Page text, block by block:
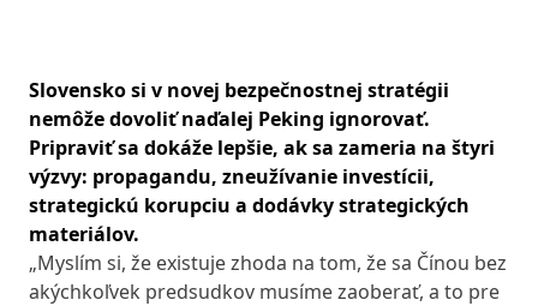
Slovensko si v novej bezpečnostnej stratégii
nemôže dovoliť naďalej Peking ignorovať.
Pripraviť sa dokáže lepšie, ak sa zameria na štyri
výzvy: propagandu, zneužívanie investícii,
strategickú korupciu a dodávky strategických
materiálov.
„Myslím si, že existuje zhoda na tom, že sa Čínou bez
akýchkoľvek predsudkov musíme zaoberať, a to pre